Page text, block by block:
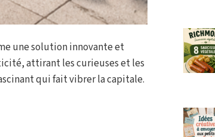
une solution innovante et
attirant les curieuses et les
qui fait vibrer la capitale.